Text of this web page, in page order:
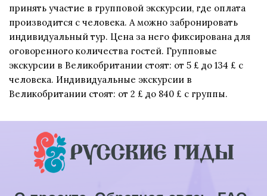
принять участие в групповой экскурсии, где оплата
производится с человека. А можно забронировать
индивидуальный тур. Цена за него фиксирована для
оговоренного количества гостей. Групповые
экскурсии в Великобритании стоят: от 5 £ до 134 £ с
человека. Индивидуальные экскурсии в
Великобритании стоят: от 2 £ до 840 £ с группы.